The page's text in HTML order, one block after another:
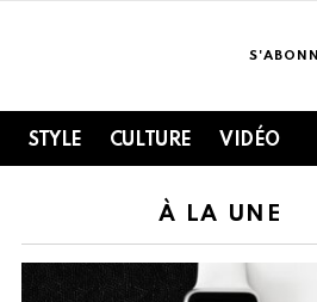
STYLE CULTURE VIDÉO
À LA UNE